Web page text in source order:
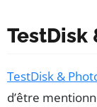
TestDisk
TestDisk &
d’être